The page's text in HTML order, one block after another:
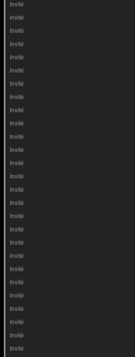
Invité
Invité
Invité
Invité
Invité
Invité
Invité
Invité
Invité
Invité
Invité
Invité
Invité
Invité
Invité
Invité
Invité
Invité
Invité
Invité
Invité
Invité
Invité
Invité
Invité
Invité
Invité